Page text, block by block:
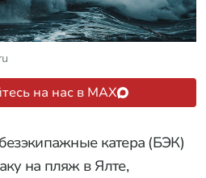
на нас в MAX
катера (БЭК)
на пляж в Ялте,